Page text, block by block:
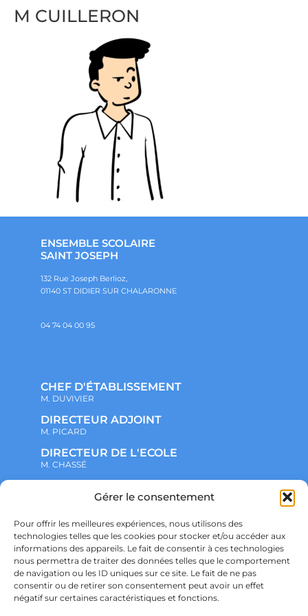
Gérer le consentement
Pour offrir les meilleures expériences, nous utilisons des
technologies telles que les cookies pour stocker et/ou accéder aux
informations des appareils. Le fait de consentir à ces technologies
nous permettra de traiter des données telles que le comportement
de navigation ou les ID uniques sur ce site. Le fait de ne pas
consentir ou de retirer son consentement peut avoir un effet
négatif sur certaines caractéristiques et fonctions.
M CUILLERON
ENSEMBLE SCOLAIRE
SAINT JOSEPH
132 Rue Joseph Berlioz,
01140 ST DIDIER SUR CHALARONNE
04 74 04 00 95
CHEF D'ÉTABLISSEMENT
M. DUVIVIER
DIRECTEUR ADJOINT
M. PICARD
DIRECTEUR DE L'ECOLE
M. CHASSÉ
NOTRE ENSEMBLE SCOLAIRE
ADMINISTRATIF
VIE ASSOCIATIVE
PARTENARIATS
CONTACT
PRÉ-INSCRIPTION
ÉCOLE
COLLÈGE
LYCÉE